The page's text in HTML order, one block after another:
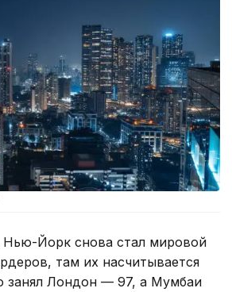
Нью-Йорк снова стал мировой
там их насчитывается
занял Лондон — 97, а Мумбаи